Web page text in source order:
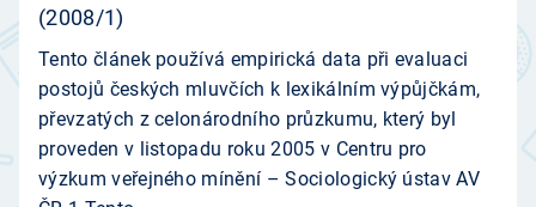
(2008/1)
Tento článek používá empirická data při evaluaci
postojů českých mluvčích k lexikálním výpůjčkám,
převzatých z celonárodního průzkumu, který byl
proveden v listopadu roku 2005 v Centru pro
výzkum veřejného mínění – Sociologický ústav AV